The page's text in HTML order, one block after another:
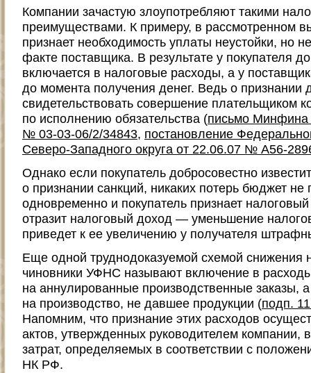
Компании зачастую злоупотребляют такими
преимуществами. К примеру, в рассмотренном
признает необходимость уплаты неустойки, но
факте поставщика. В результате у покупателя
включается в налоговые расходы, а у
до момента получения денег. Ведь о признании
свидетельствовать совершение плательщиком
по исполнению обязательства (письмо Минфина
№ 03-03-06/2/34843, постановление
Северо-Западного округа от 22.06.07 № А56-
Однако если покупатель добросовестно
о признании санкций, никаких потерь бюджет не
одновременно и покупатель признает
отразит налоговый доход — уменьшение
приведет к ее увеличению у получателя
Еще одной труднодоказуемой схемой снижения
чиновники УФНС называют включение в
на аннулированные производственные заказы, а
на производство, не давшее продукции (подп.
Напомним, что признание этих расходов
актов, утвержденных руководителем компании,
затрат, определяемых в соответствии с
НК РФ.